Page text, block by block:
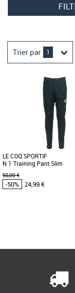
Trier par 1
LE COQ SPORTIF
N 1 Training Pant Slim
50,00 €
-50% 24,99 €